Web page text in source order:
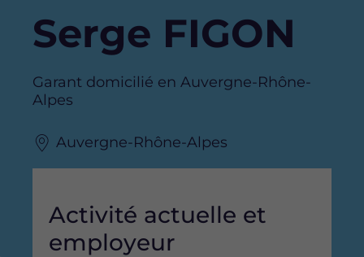
Serge FIGON
Garant domicilié en Auvergne-Rhône-
Alpes
Auvergne-Rhône-Alpes
Activité actuelle et
employeur